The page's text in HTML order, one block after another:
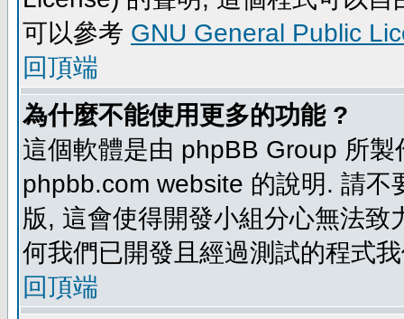
可以參考 GNU General Public
回頂端
為什麼不能使用更多的功能 ?
這個軟體是由 phpBB Group 所
phpbb.com website 的說明. 請
版, 這會使得開發小組分心無法
何我們已開發且經過測試的程式
回頂端